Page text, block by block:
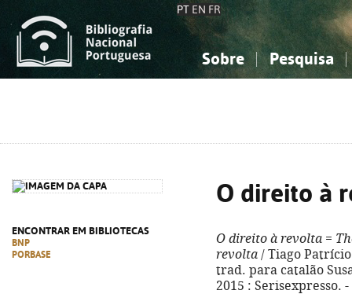
PT EN FR
Sobre Pesquisa
ENCONTRAR EM BIBLIOTECAS
BNP
PORBASE
O direito à
O direito à revolta =
revolta / Tiago
trad. para catalão
2015 : Serisexpresso.